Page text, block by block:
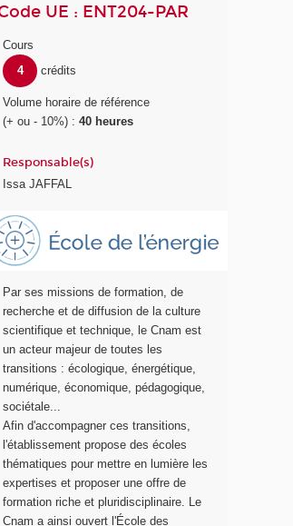
UE : ENT204-PAR
Cours
4
crédits
Volume horaire de référence
(+ ou - 10%) :40 heures
Responsable(s)
Issa JAFFAL
Par ses missions de formation, de
recherche et de diffusion de la culture
scientifique et technique, le Cnam est
un acteur majeur de toutes les
transitions : écologique, énergétique,
numérique, économique, pédagogique,
sociétale...
Afin d'accompagner ces transitions,
l'établissement propose des écoles
thématiques pour mettre en lumière les
expertises et proposer une offre de
formation riche et pluridisciplinaire. Le
Cnam a ainsi ouvert l'École des